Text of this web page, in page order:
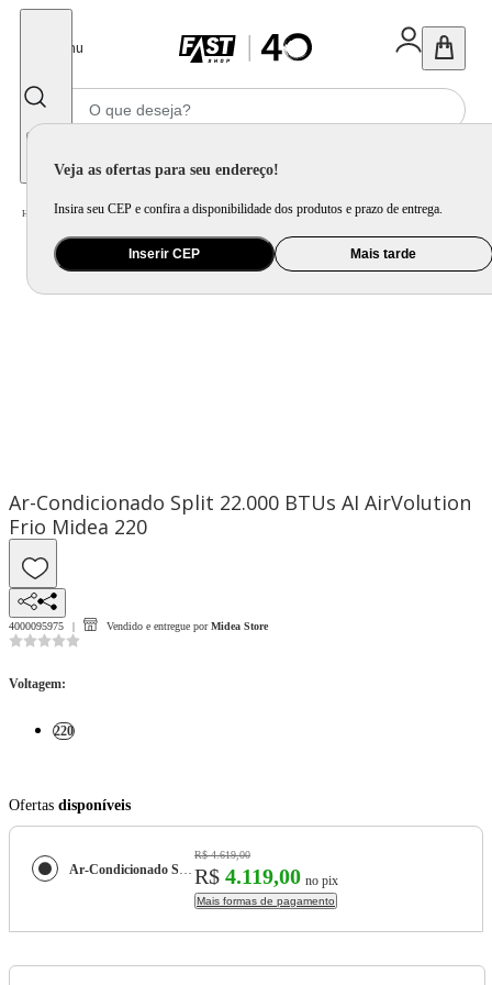
Menu
Veja as ofertas para seu endereço!
Insira seu CEP e confira a disponibilidade dos produtos e prazo de entrega.
Inserir CEP Mais tarde
Home Ar e Ventilação / Ar Condicionado Ar-Condicionado Split 22.000 BTUs AI AirVolution Frio Midea
Ar-Condicionado Split 22.000 BTUs AI AirVolution
Frio Midea 220
4000095975 Vendido e entregue por Midea Store
Voltagem:
220
Ofertas disponíveis
Ar-Condicionado Split 22.000 BTUs AI AirVolution Frio Midea
R$ 4.619,00
R$ 4.119,00 no pix
Mais formas de pagamento